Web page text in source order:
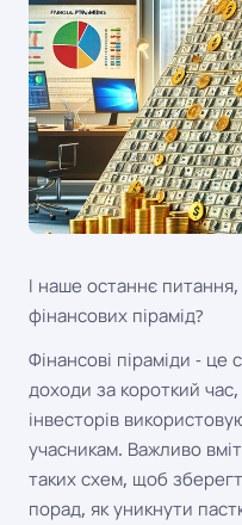
І наше останнє
фінансових пірамід?
Фінансові піраміди - це
доходи за короткий
інвесторів
учасникам. Важливо
таких схем, щоб
порад, як уникнути